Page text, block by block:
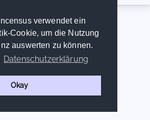
verwendet ein
Cookie, um die Nutzung
auswerten zu können.
Datenschutzerklärung
Okay